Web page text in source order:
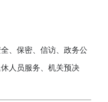
、保密、信访、政务公
人员服务、机关预决